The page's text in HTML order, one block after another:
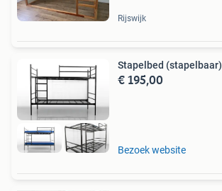
Rijswijk
Stapelbed (stapelbaar)
€ 195,00
Bezoek website